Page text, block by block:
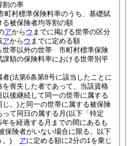
割の率
村標準保険料率のうち、基礎賦
被保険者均等割の額
アからウ までに掲げる世帯の区分
アからウ までに定める額
世帯以外の世帯 市町村標準保険
額の保険料率における世帯別平
者(法第6条第8号に該当したことに
を喪失した者であって、当該資格
後継続して同一の世帯に属する
じ。)と同一の世帯に属する被保険
て同日の属する月(以下「特定
年を経過する月までの間にあるも
保険者がいない場合に限る。以下
。)
アに定める額に2分の1を乗じ